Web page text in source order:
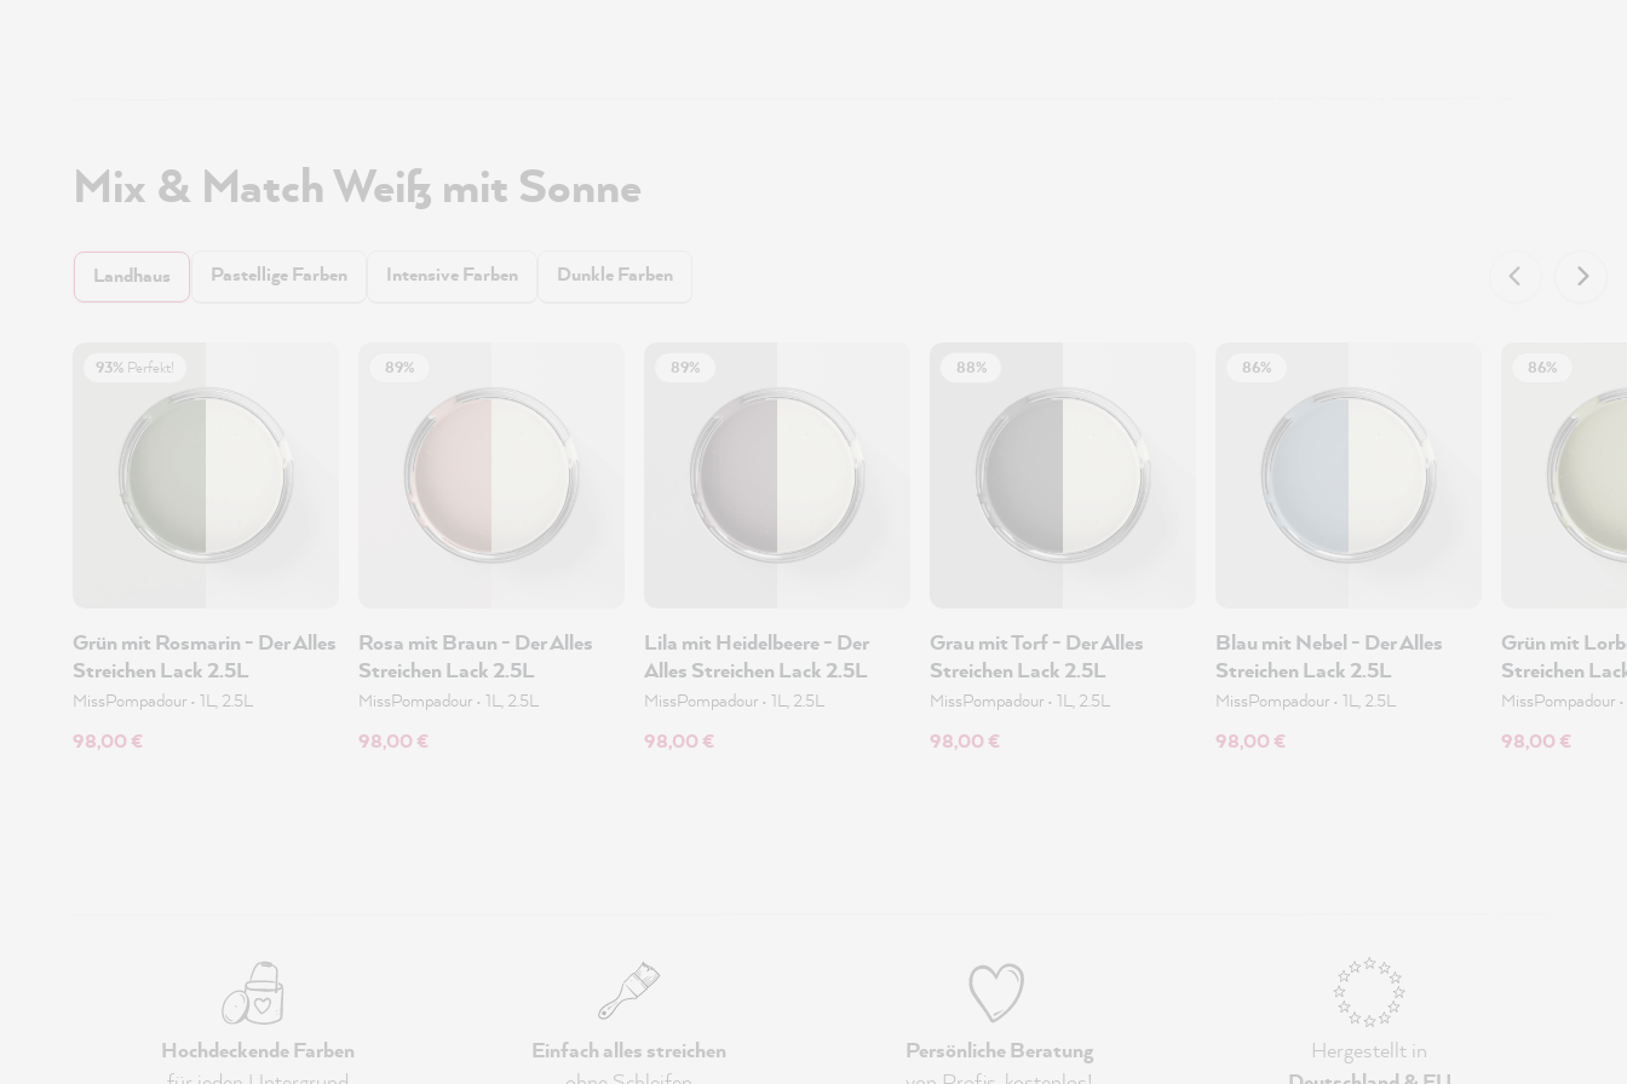
Mix & Match Weiß mit Sonne
Landhaus Pastellige Farben Intensive Farben Dunkle Farben
93% Perfekt!
Grün mit Rosmarin - Der Alles
Streichen Lack 2.5L
MissPompadour • 1L, 2.5L
98,00 €
89%
Rosa mit Braun - Der Alles
Streichen Lack 2.5L
MissPompadour • 1L, 2.5L
98,00 €
89%
Lila mit Heidelbeere - Der
Alles Streichen Lack 2.5L
MissPompadour • 1L, 2.5L
98,00 €
88%
Grau mit Torf - Der Alles
Streichen Lack 2.5L
MissPompadour • 1L, 2.5L
98,00 €
86%
Blau mit Nebel - Der Alles
Streichen Lack 2.5L
MissPompadour • 1L, 2.5L
98,00 €
86%
Grün mit
Streichen
MissPompadour •
98,00 €
Hochdeckende Farben
Einfach alles streichen
Persönliche Beratung
Hergestellt in